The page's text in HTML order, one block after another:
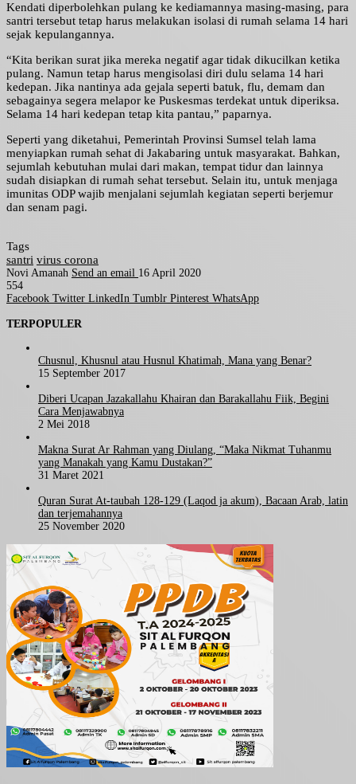
Kendati diperbolehkan pulang ke kediamannya masing-masing, para
santri tersebut tetap harus melakukan isolasi di rumah selama 14 hari
sejak kepulangannya.
“Kita berikan surat jika mereka negatif agar tidak dikucilkan ketika
pulang. Namun tetap harus mengisolasi diri dulu selama 14 hari
kedepan. Jika nantinya ada gejala seperti batuk, flu, demam dan
sebagainya segera melapor ke Puskesmas terdekat untuk diperiksa.
Selama 14 hari kedepan tetap kita pantau,” paparnya.
Seperti yang diketahui, Pemerintah Provinsi Sumsel telah lama
menyiapkan rumah sehat di Jakabaring untuk masyarakat. Bahkan,
sejumlah kebutuhan mulai dari makan, tempat tidur dan lainnya
sudah disiapkan di rumah sehat tersebut. Selain itu, untuk menjaga
imunitas ODP wajib menjalani sejumlah kegiatan seperti berjemur
dan senam pagi.
Tags
santri virus corona
Novi Amanah Send an email 16 April 2020
554
Facebook Twitter LinkedIn Tumblr Pinterest WhatsApp
TERPOPULER
Chusnul, Khusnul atau Husnul Khatimah, Mana yang Benar?
15 September 2017
Diberi Ucapan Jazakallahu Khairan dan Barakallahu Fiik, Begini
Cara Menjawabnya
2 Mei 2018
Makna Surat Ar Rahman yang Diulang, “Maka Nikmat Tuhanmu
yang Manakah yang Kamu Dustakan?”
31 Maret 2021
Quran Surat At-taubah 128-129 (Laqod ja akum), Bacaan Arab, latin
dan terjemahannya
25 November 2020